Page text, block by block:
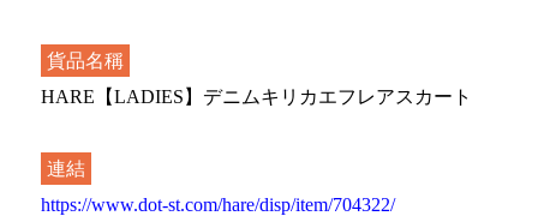
貨品名稱
HARE【LADIES】デニムキリカエフレアスカート
連結
https://www.dot-st.com/hare/disp/item/704322/